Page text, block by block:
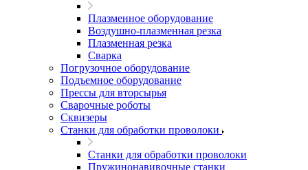
Плазменное оборудование
Воздушно-плазменная резка
Плазменная резка
Сварка
Погрузочное оборудование
Подъемное оборудование
Прессы для вторсырья
Сварочные роботы
Сквизеры
Станки для обработки проволоки
Станки для обработки проволоки
Пружинонавивочные станки